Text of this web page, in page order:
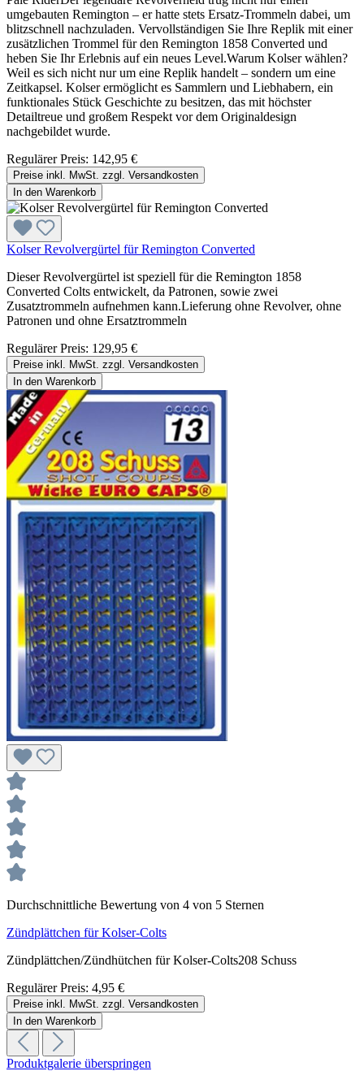
umgebauten Remington – er hatte stets Ersatz-Trommeln dabei, um
blitzschnell nachzuladen. Vervollständigen Sie Ihre Replik mit einer
zusätzlichen Trommel für den Remington 1858 Converted und
heben Sie Ihr Erlebnis auf ein neues Level.Warum Kolser wählen?
Weil es sich nicht nur um eine Replik handelt – sondern um eine
Zeitkapsel. Kolser ermöglicht es Sammlern und Liebhabern, ein
funktionales Stück Geschichte zu besitzen, das mit höchster
Detailtreue und großem Respekt vor dem Originaldesign
nachgebildet wurde.
Regulärer Preis: 142,95 €
Preise inkl. MwSt. zzgl. Versandkosten
In den Warenkorb
Kolser Revolvergürtel für Remington Converted
Dieser Revolvergürtel ist speziell für die Remington 1858
Converted Colts entwickelt, da Patronen, sowie zwei
Zusatztrommeln aufnehmen kann.Lieferung ohne Revolver, ohne
Patronen und ohne Ersatztrommeln
Regulärer Preis: 129,95 €
Preise inkl. MwSt. zzgl. Versandkosten
In den Warenkorb
Durchschnittliche Bewertung von 4 von 5 Sternen
Zündplättchen für Kolser-Colts
Zündplättchen/Zündhütchen für Kolser-Colts208 Schuss
Regulärer Preis: 4,95 €
Preise inkl. MwSt. zzgl. Versandkosten
In den Warenkorb
Produktgalerie überspringen